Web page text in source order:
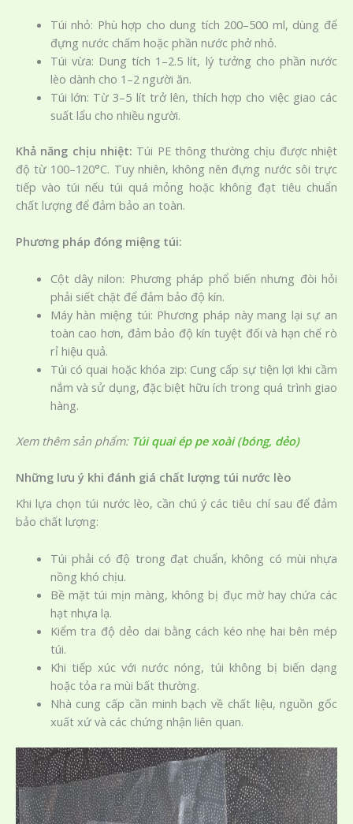
Túi nhỏ: Phù hợp cho dung tích 200–500 ml, dùng để
đựng nước chấm hoặc phần nước phở nhỏ.
Túi vừa: Dung tích 1–2.5 lít, lý tưởng cho phần nước
lèo dành cho 1–2 người ăn.
Túi lớn: Từ 3–5 lít trở lên, thích hợp cho việc giao các
suất lẩu cho nhiều người.
Khả năng chịu nhiệt: Túi PE thông thường chịu được nhiệt
độ từ 100–120°C. Tuy nhiên, không nên đựng nước sôi trực
tiếp vào túi nếu túi quá mỏng hoặc không đạt tiêu chuẩn
chất lượng để đảm bảo an toàn.
Phương pháp đóng miệng túi:
Cột dây nilon: Phương pháp phổ biến nhưng đòi hỏi
phải siết chặt để đảm bảo độ kín.
Máy hàn miệng túi: Phương pháp này mang lại sự an
toàn cao hơn, đảm bảo độ kín tuyệt đối và hạn chế rò
rỉ hiệu quả.
Túi có quai hoặc khóa zip: Cung cấp sự tiện lợi khi cầm
nắm và sử dụng, đặc biệt hữu ích trong quá trình giao
hàng.
Xem thêm sản phẩm: Túi quai ép pe xoài (bóng, dẻo)
Những lưu ý khi đánh giá chất lượng túi nước lèo
Khi lựa chọn túi nước lèo, cần chú ý các tiêu chí sau để đảm
bảo chất lượng:
Túi phải có độ trong đạt chuẩn, không có mùi nhựa
nồng khó chịu.
Bề mặt túi mịn màng, không bị đục mờ hay chứa các
hạt nhựa lạ.
Kiểm tra độ dẻo dai bằng cách kéo nhẹ hai bên mép
túi.
Khi tiếp xúc với nước nóng, túi không bị biến dạng
hoặc tỏa ra mùi bất thường.
Nhà cung cấp cần minh bạch về chất liệu, nguồn gốc
xuất xứ và các chứng nhận liên quan.